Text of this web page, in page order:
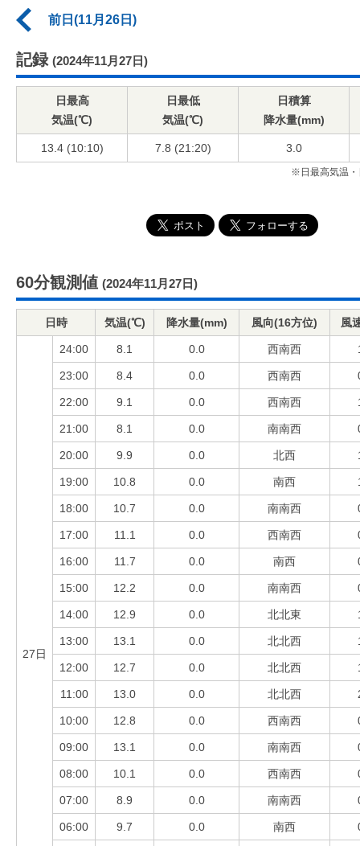
前日(11月26日)
記録 (2024年11月27日)
日最高
気温(℃)
日最低
気温(℃)
日積算
降水量(mm)
13.4 (10:10) 7.8 (21:20) 3.0
※日最高気温・
60分観測値 (2024年11月27日)
日時 気温(℃) 降水量(mm) 風向(16方位) 風
27日
24:00 8.1 0.0 西南西
23:00 8.4 0.0 西南西
22:00 9.1 0.0 西南西
21:00 8.1 0.0 南南西
20:00 9.9 0.0 北西
19:00 10.8 0.0 南西
18:00 10.7 0.0 南南西
17:00 11.1 0.0 西南西
16:00 11.7 0.0 南西
15:00 12.2 0.0 南南西
14:00 12.9 0.0 北北東
13:00 13.1 0.0 北北西
12:00 12.7 0.0 北北西
11:00 13.0 0.0 北北西
10:00 12.8 0.0 西南西
09:00 13.1 0.0 南南西
08:00 10.1 0.0 西南西
07:00 8.9 0.0 南南西
06:00 9.7 0.0 南西